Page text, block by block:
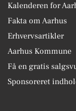
Kalenderen for
Fakta om Aarhus
Erhvervsartikler
Aarhus Kommune
Få en gratis
Sponsoreret